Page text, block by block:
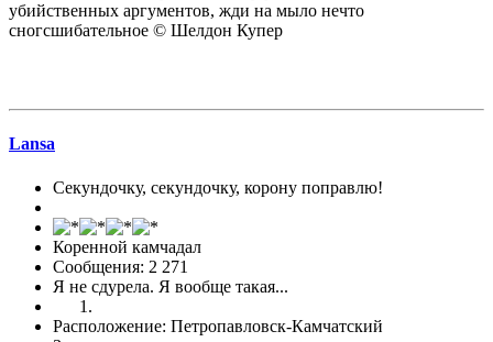
убийственных аргументов, жди на мыло нечто
сногсшибательное © Шелдон Купер
Lansa
Секундочку, секундочку, корону поправлю!
Коренной камчадал
Сообщения: 2 271
Я не сдурела. Я вообще такая...
Расположение: Петропавловск-Камчатский